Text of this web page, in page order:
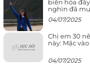
biến hóa
nghìn đã
04/07/2025
Chị em 30
này: Mặc
04/07/2025